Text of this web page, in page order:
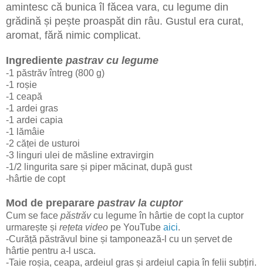
amintesc că bunica îl făcea vara, cu legume din
grădină și pește proaspăt din râu. Gustul era curat,
aromat, fără nimic complicat.
Ingrediente pastrav cu legume
-1 păstrăv întreg (800 g)
-1 roșie
-1 ceapă
-1 ardei gras
-1 ardei capia
-1 lămâie
-2 căței de usturoi
-3 linguri ulei de măsline extravirgin
-1/2 lingurita sare și piper măcinat, după gust
-hârtie de copt
Mod de preparare pastrav la cuptor
Cum se face păstrăvcu legume în hârtie de copt la cuptor
urmarește și rețeta video pe YouTube aici.
-Curăță păstrăvul bine și tamponează-l cu un șervet de
hârtie pentru a-l usca.
-Taie roșia, ceapa, ardeiul gras și ardeiul capia în felii subțiri.